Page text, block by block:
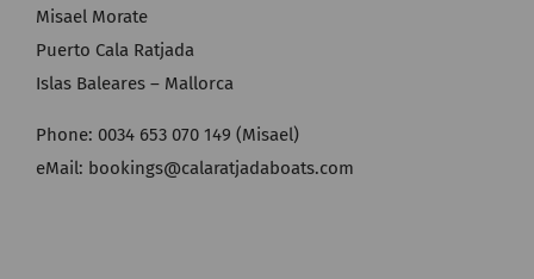
Misael Morate
Puerto Cala Ratjada
Islas Baleares – Mallorca
Phone: 0034 653 070 149 (Misael)
eMail: bookings@calaratjadaboats.com